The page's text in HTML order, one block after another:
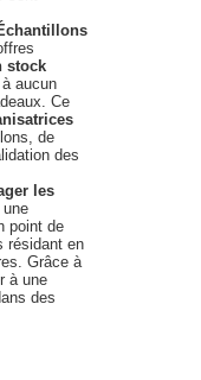
stock
aucun
Ce
de
des
les
une
point de
résidant en
Grâce à
à une
des